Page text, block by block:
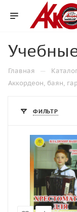
Главная —
Аккордеон, баян,
ФИЛЬТР